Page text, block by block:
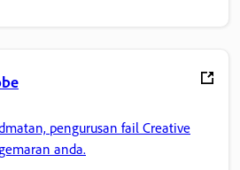
pengurusan fail Creative
anda.